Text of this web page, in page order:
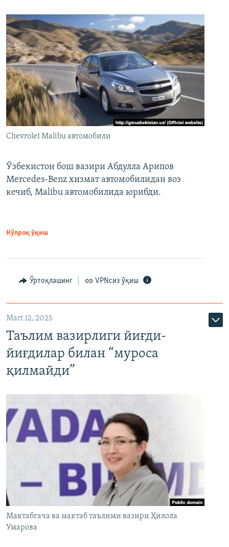
Chevrolet Malibu автомобили
Ўзбекистон бош вазири Абдулла Арипов
Mercedes-Benz хизмат автомобилидан воз
кечиб, Malibu автомобилида юрибди.
Кўпроқ ўқиш
Ўртоқлашинг VPNсиз ўқиш
Mart 12, 2025
Таълим вазирлиги йиғди-
йиғдилар билан “муроса
қилмайди”
Мактабгача ва мактаб таълими вазири Ҳилола
Умарова